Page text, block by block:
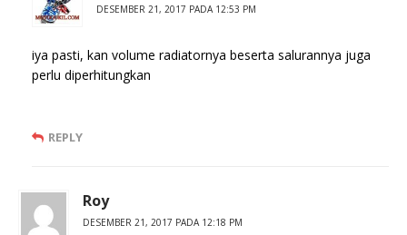
DESEMBER 21, 2017 PADA 12:53 PM
iya pasti, kan volume radiatornya beserta salurannya juga
perlu diperhitungkan
REPLY
Roy
DESEMBER 21, 2017 PADA 12:18 PM